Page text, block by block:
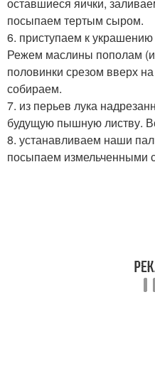
оставшиеся яички,
посыпаем тертым сыром.
6. приступаем к украшению
Режем маслины пополам
половинки срезом вверх
собираем.
7. из перьев лука
будущую пышную листву.
8. устанавливаем наши
посыпаем измельченными